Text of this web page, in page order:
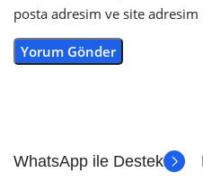
posta adresim ve site adresim
WhatsApp ile Destek